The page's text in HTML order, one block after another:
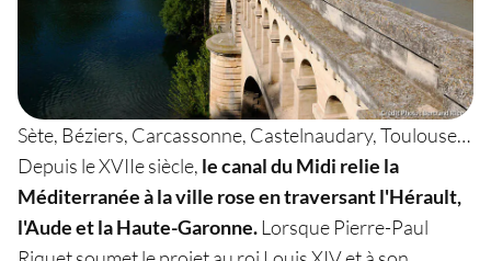
Sète, Béziers, Carcassonne, Castelnaudary, Toulouse…
Depuis le XVIIe siècle, le canal du Midi relie la
Méditerranée à la ville rose en traversant l'Hérault,
l'Aude et la Haute-Garonne.Lorsque Pierre-Paul